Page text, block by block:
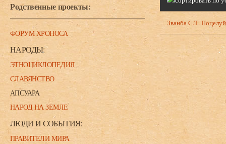
Родственные проекты:
ФОРУМ ХРОНОСА
НАРОДЫ:
ЭТНОЦИКЛОПЕДИЯ
СЛАВЯНСТВО
АПСУАРА
НАРОД НА ЗЕМЛЕ
ЛЮДИ И СОБЫТИЯ:
ПРАВИТЕЛИ МИРА
Званба С.Т. Поцелуй